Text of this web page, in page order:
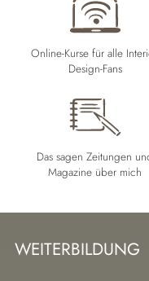
Online-Kurse für alle
Design-Fans
Das sagen Zeitungen
Magazine über mich
WEITERBILDUNG